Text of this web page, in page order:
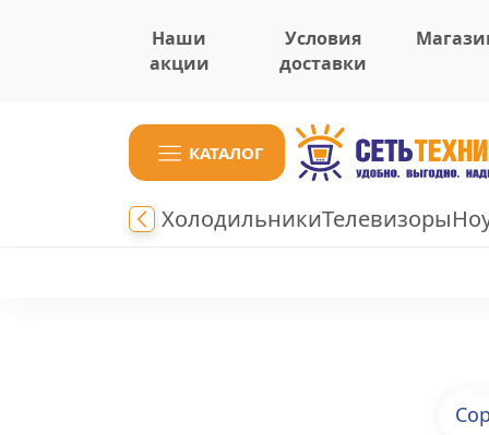
Наши
акции
Условия
доставки
КАТАЛОГ
ХолодильникиТелевизоры